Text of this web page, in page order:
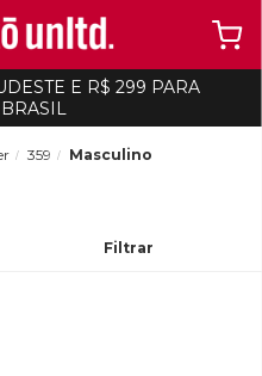
E R$ 299 PARA
Filtrar
359 Masculino